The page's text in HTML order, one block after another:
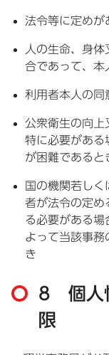
法令等に定めが
人の生命、身
合であって、本
利用者本人の同
公衆衛生の向上
特に必要がある
が困難であると
国の機関若し
者が法令の定め
る必要がある場
よって当該事務
き
8 個人
限